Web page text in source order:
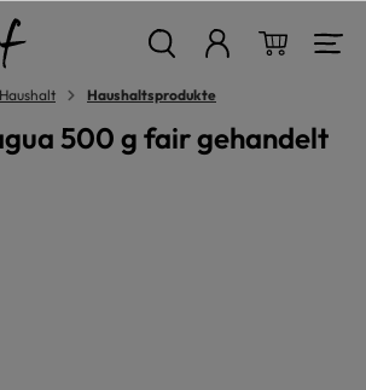
Haushaltsprodukte
500 g fair gehandelt